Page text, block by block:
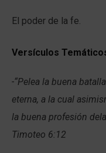
El poder de la fe.
Versículos
-“Pelea la buena
eterna, a la cual
la buena profesión
Timoteo 6:12